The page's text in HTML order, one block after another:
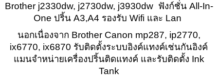
Brother j2330dw, j2730dw, j3930dw ฟังก์ชั่น All-In-
One ปริ้น A3,A4 รองรับ Wifi และ Lan
นอกเนื่องจาก Brother Canon mp287, ip2770,
ix6770, ix6870 รับติดตั้งระบบอิงค์แทงค์เช่นกันอิงค์
แมนจำหน่ายเครื่องปริ้นติดแทงค์ และรับติดตั้ง Ink
Tank